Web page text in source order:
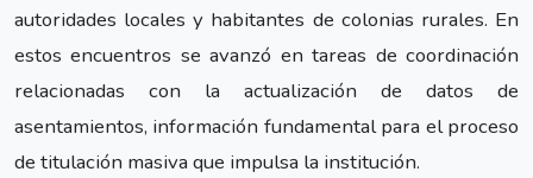
autoridades locales y habitantes de colonias rurales. En
estos encuentros se avanzó en tareas de coordinación
relacionadas con la actualización de datos de
asentamientos, información fundamental para el proceso
de titulación masiva que impulsa la institución.